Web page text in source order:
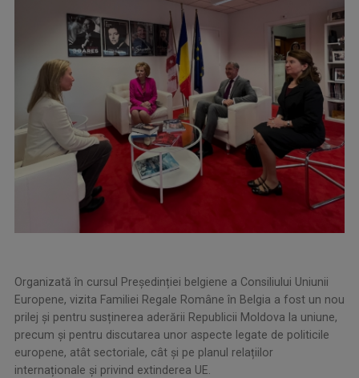
Organizată în cursul Președinției belgiene a Consiliului Uniunii
Europene, vizita Familiei Regale Române în Belgia a fost un nou
prilej şi pentru susținerea aderării Republicii Moldova la uniune,
precum și pentru discutarea unor aspecte legate de politicile
europene, atât sectoriale, cât și pe planul relațiilor
internaționale și privind extinderea UE.